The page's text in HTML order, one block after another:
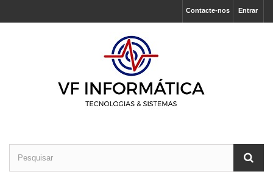
Entrar
Contacte-nos